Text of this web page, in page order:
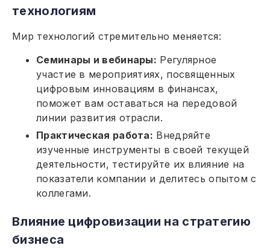
технологиям
Мир технологий стремительно меняется:
Семинары и вебинары: Регулярное
участие в мероприятиях, посвященных
цифровым инновациям в финансах,
поможет вам оставаться на передовой
линии развития отрасли.
Практическая работа: Внедряйте
изученные инструменты в своей текущей
деятельности, тестируйте их влияние на
показатели компании и делитесь опытом с
коллегами.
Влияние цифровизации на стратегию
бизнеса